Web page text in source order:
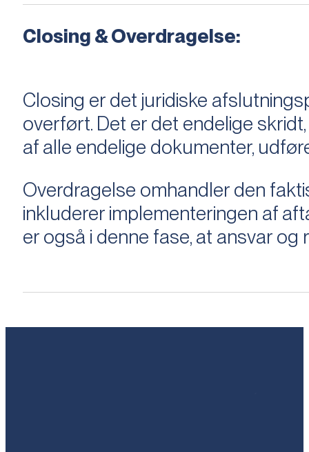
Closing & Overdragelse:
Closing er det juridiske
overført. Det er det endelige
af alle endelige dokumenter,
Overdragelse omhandler den
inkluderer implementeringen af
er også i denne fase, at ansvar